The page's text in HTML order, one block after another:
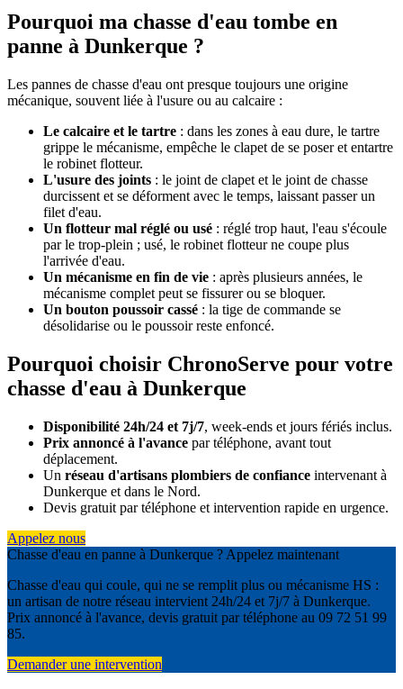
Pourquoi ma chasse d'eau tombe en
panne à Dunkerque ?
Les pannes de chasse d'eau ont presque toujours une origine
mécanique, souvent liée à l'usure ou au calcaire :
Le calcaire et le tartre : dans les zones à eau dure, le tartre
grippe le mécanisme, empêche le clapet de se poser et entartre
le robinet flotteur.
L'usure des joints : le joint de clapet et le joint de chasse
durcissent et se déforment avec le temps, laissant passer un
filet d'eau.
Un flotteur mal réglé ou usé : réglé trop haut, l'eau s'écoule
par le trop-plein ; usé, le robinet flotteur ne coupe plus
l'arrivée d'eau.
Un mécanisme en fin de vie : après plusieurs années, le
mécanisme complet peut se fissurer ou se bloquer.
Un bouton poussoir cassé : la tige de commande se
désolidarise ou le poussoir reste enfoncé.
Pourquoi choisir ChronoServe pour votre
chasse d'eau à Dunkerque
Disponibilité 24h/24 et 7j/7, week-ends et jours fériés inclus.
Prix annoncé à l'avance par téléphone, avant tout
déplacement.
Un réseau d'artisans plombiers de confiance intervenant à
Dunkerque et dans le Nord.
Devis gratuit par téléphone et intervention rapide en urgence.
Appelez nous
Chasse d'eau en panne à Dunkerque ? Appelez maintenant
Chasse d'eau qui coule, qui ne se remplit plus ou mécanisme HS :
un artisan de notre réseau intervient 24h/24 et 7j/7 à Dunkerque.
Prix annoncé à l'avance, devis gratuit par téléphone au 09 72 51 99
85.
Demander une intervention